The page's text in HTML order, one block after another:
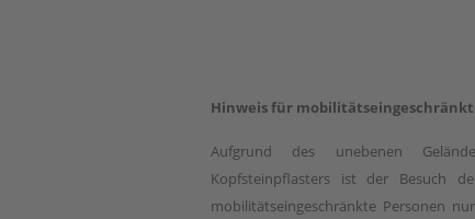
Hinweis für
Aufgrund des unebenen
Kopfsteinpflasters ist der Besuch
mobilitätseingeschränkte Personen